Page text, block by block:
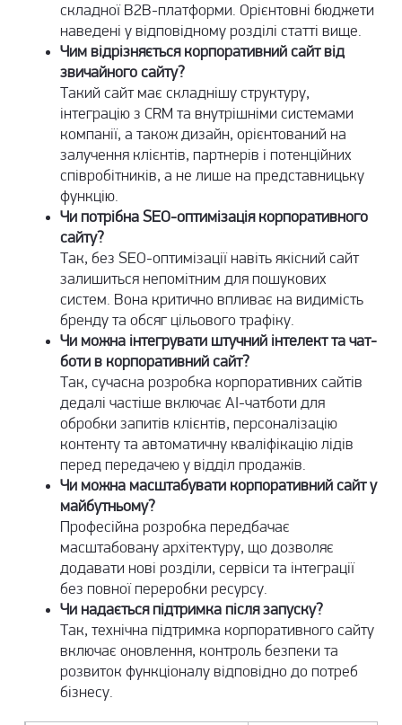
складної B2B-платформи. Орієнтовні бюджети
наведені у відповідному розділі статті вище.
Чим відрізняється корпоративний сайт від
звичайного сайту?
Такий сайт має складнішу структуру,
інтеграцію з CRM та внутрішніми системами
компанії, а також дизайн, орієнтований на
залучення клієнтів, партнерів і потенційних
співробітників, а не лише на представницьку
функцію.
Чи потрібна SEO-оптимізація корпоративного
сайту?
Так, без SEO-оптимізації навіть якісний сайт
залишиться непомітним для пошукових
систем. Вона критично впливає на видимість
бренду та обсяг цільового трафіку.
Чи можна інтегрувати штучний інтелект та чат-
боти в корпоративний сайт?
Так, сучасна розробка корпоративних сайтів
дедалі частіше включає AI-чатботи для
обробки запитів клієнтів, персоналізацію
контенту та автоматичну кваліфікацію лідів
перед передачею у відділ продажів.
Чи можна масштабувати корпоративний сайт у
майбутньому?
Професійна розробка передбачає
масштабовану архітектуру, що дозволяє
додавати нові розділи, сервіси та інтеграції
без повної переробки ресурсу.
Чи надається підтримка після запуску?
Так, технічна підтримка корпоративного сайту
включає оновлення, контроль безпеки та
розвиток функціоналу відповідно до потреб
бізнесу.